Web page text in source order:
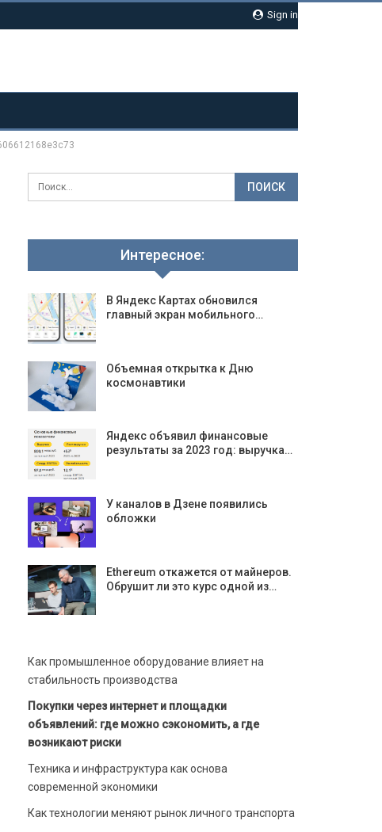
Sign in
Интересное:
В Яндекс Картах обновился
главный экран мобильного…
Объемная открытка к Дню
космонавтики
Яндекс объявил финансовые
результаты за 2023 год: выручка…
У каналов в Дзене появились
обложки
Ethereum откажется от майнеров.
Обрушит ли это курс одной из…
Как промышленное оборудование влияет на
стабильность производства
Покупки через интернет и площадки
объявлений: где можно сэкономить, а где
возникают риски
Техника и инфраструктура как основа
современной экономики
Как технологии меняют рынок личного транспорта